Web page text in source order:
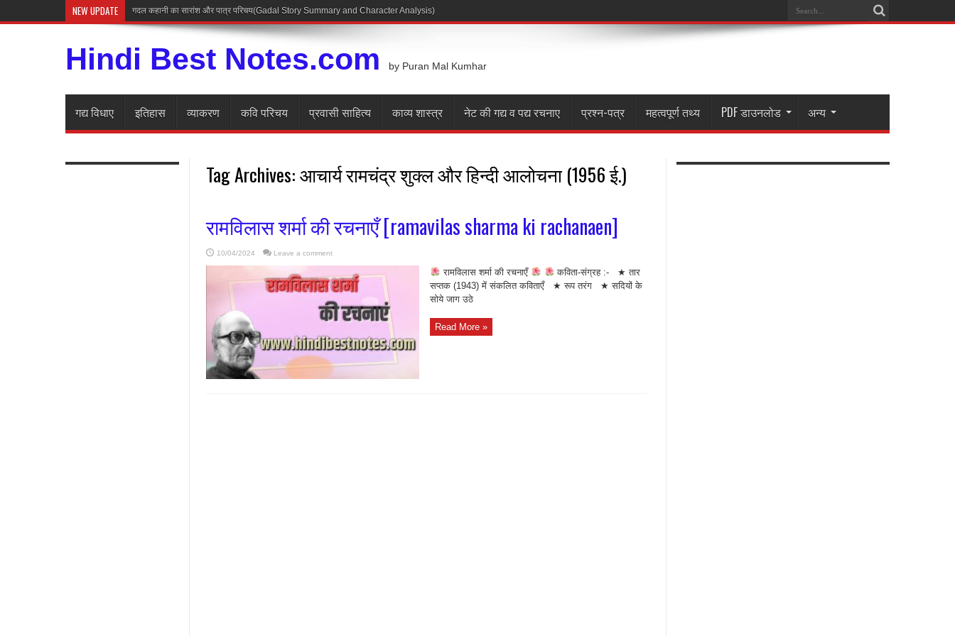
NEW UPDATE गदल कहानी का सारांश और पात्र परिचय(Gadal Story Summary and Character Analysis)
Hindi Best Notes.com by Puran Mal Kumhar
गद्य विधाए इतिहास व्याकरण कवि परिचय प्रवासी साहित्य काव्य शास्त्र नेट की गद्य व पद्य रचनाए प्रश्न-पत्र महत्वपूर्ण तथ्य PDF डाउनलोड अन्य
Tag Archives:आचार्य रामचंद्र शुक्ल और हिन्दी आलोचना (1956 ई.)
रामविलास शर्मा की रचनाएँ [ramavilas sharma ki rachanaen]
10/04/2024 Leave a comment
रामविलास शर्मा की रचनाएँ
कविता-संग्रह :- ★ तार
सप्तक (1943) में संकलित कविताएँ ★ रूप तरंग ★ सदियों के
सोये जाग उठे
Read More »